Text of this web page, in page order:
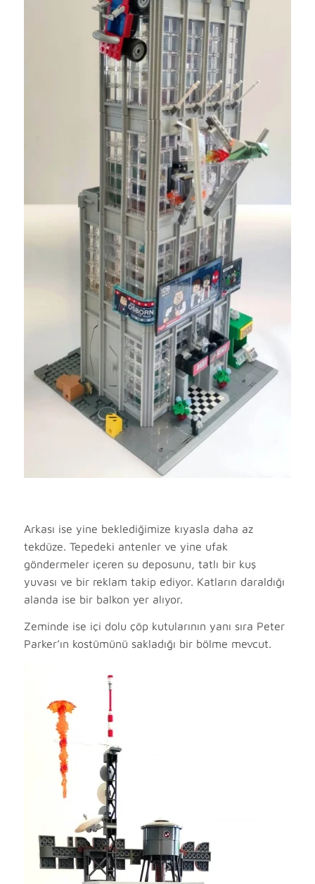
Arkası ise yine beklediğimize kıyasla daha az
tekdüze. Tepedeki antenler ve yine ufak
göndermeler içeren su deposunu, tatlı bir kuş
yuvası ve bir reklam takip ediyor. Katların daraldığı
alanda ise bir balkon yer alıyor.
Zeminde ise içi dolu çöp kutularının yanı sıra Peter
Parker’ın kostümünü sakladığı bir bölme mevcut.